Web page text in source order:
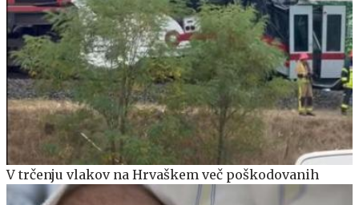
V trčenju vlakov na Hrvaškem več poškodovanih